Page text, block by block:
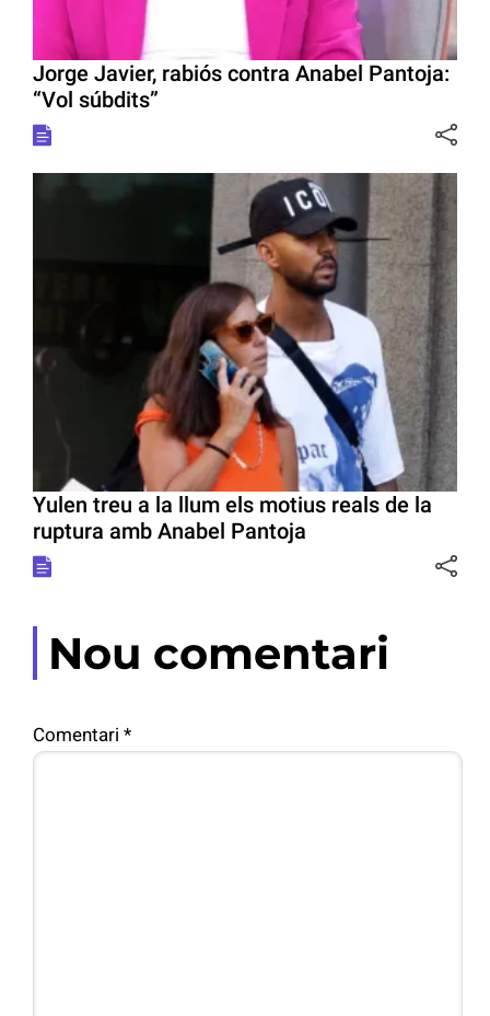
Jorge Javier, rabiós contra Anabel Pantoja:
“Vol súbdits”
Yulen treu a la llum els motius reals de la
ruptura amb Anabel Pantoja
Nou comentari
Comentari *